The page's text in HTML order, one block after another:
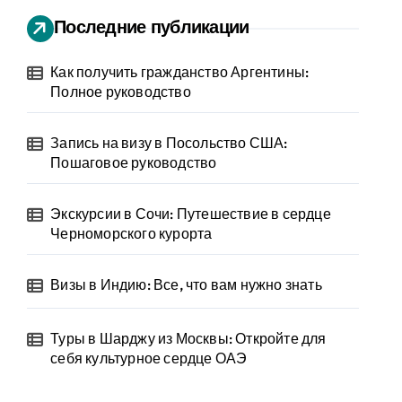
Последние публикации
Как получить гражданство Аргентины:
Полное руководство
Запись на визу в Посольство США:
Пошаговое руководство
Экскурсии в Сочи: Путешествие в сердце
Черноморского курорта
Визы в Индию: Все, что вам нужно знать
Туры в Шарджу из Москвы: Откройте для
себя культурное сердце ОАЭ